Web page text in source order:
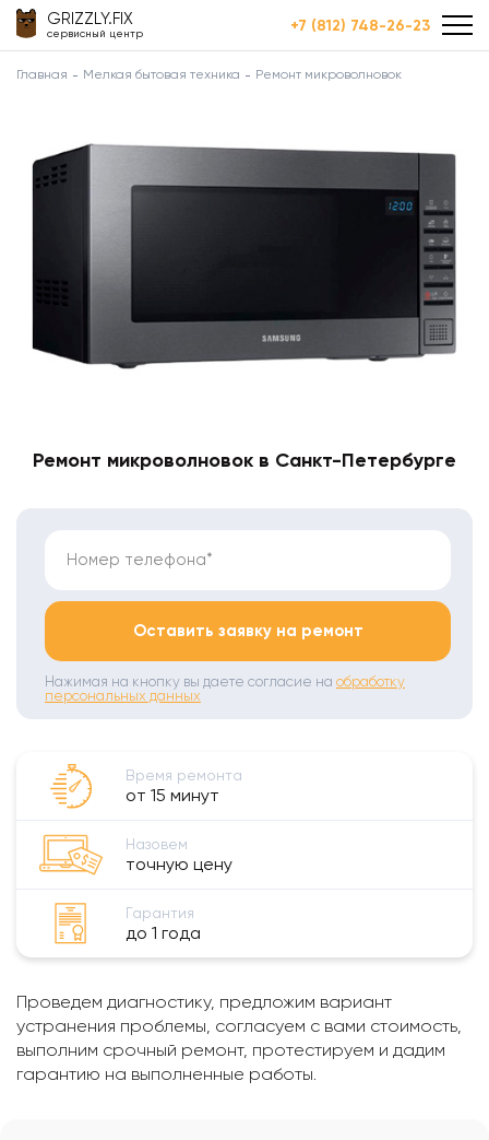
GRIZZLY.FIX
сервисный центр +7 (812) 748-26-23
Главная Мелкая бытовая техника Ремонт микроволновок
Ремонт микроволновок в Санкт-Петербурге
Номер телефона*
Оставить заявку на ремонт
Нажимая на кнопку вы даете согласие на обработку
персональных данных
Время ремонта
от 15 минут
Назовем
точную цену
Гарантия
до 1 года
Проведем диагностику, предложим вариант
устранения проблемы, согласуем с вами стоимость,
выполним срочный ремонт, протестируем и дадим
гарантию на выполненные работы.